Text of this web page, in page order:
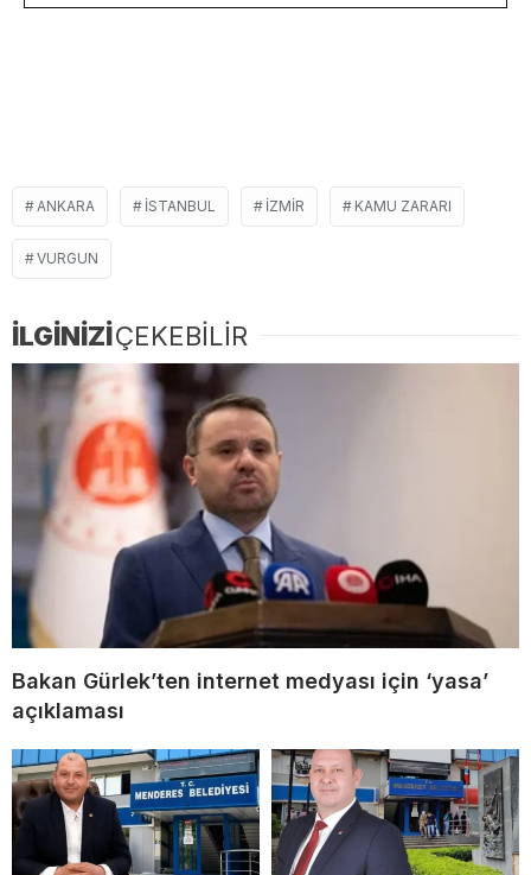
ANKARA ISTANBUL IZMIR KAMU ZARARI
VURGUN
İLGİNİZİÇEKEBİLİR
Bakan Gürlek’ten internet medyası için ‘yasa’
açıklaması